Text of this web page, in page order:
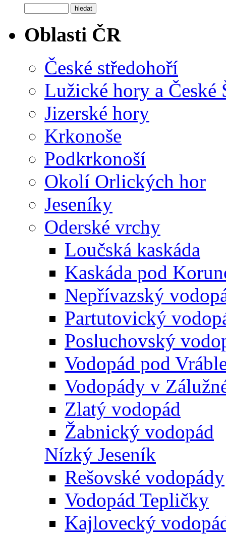
Oblasti ČR
České středohoří
Lužické hory a České
Jizerské hory
Krkonoše
Podkrkonoší
Okolí Orlických hor
Jeseníky
Oderské vrchy
Loučská kaskáda
Kaskáda pod
Nepřívazský
Partutovický
Posluchovský
Vodopád pod
Vodopády v
Zlatý vodopád
Žabnický vodopád
Nízký Jeseník
Rešovské vodopády
Vodopád Tepličky
Kajlovecký